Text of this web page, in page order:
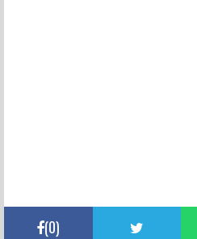
(0)